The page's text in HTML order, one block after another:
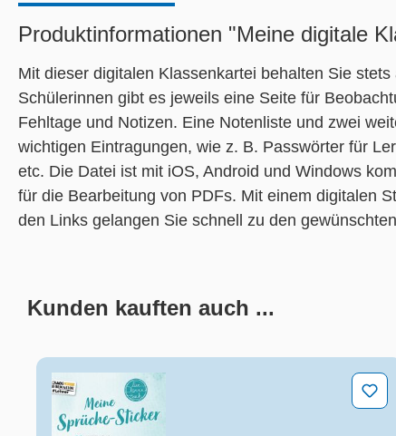
Produktinformationen "Meine digitale
Mit dieser digitalen Klassenkartei behalten Sie
Schülerinnen gibt es jeweils eine Seite für
Fehltage und Notizen. Eine Notenliste und zwei
wichtigen Eintragungen, wie z. B. Passwörter für
etc. Die Datei ist mit iOS, Android und Windows
für die Bearbeitung von PDFs. Mit einem digitalen
den Links gelangen Sie schnell zu den
Kunden kauften auch ...
Meine Sprüche-Sticker